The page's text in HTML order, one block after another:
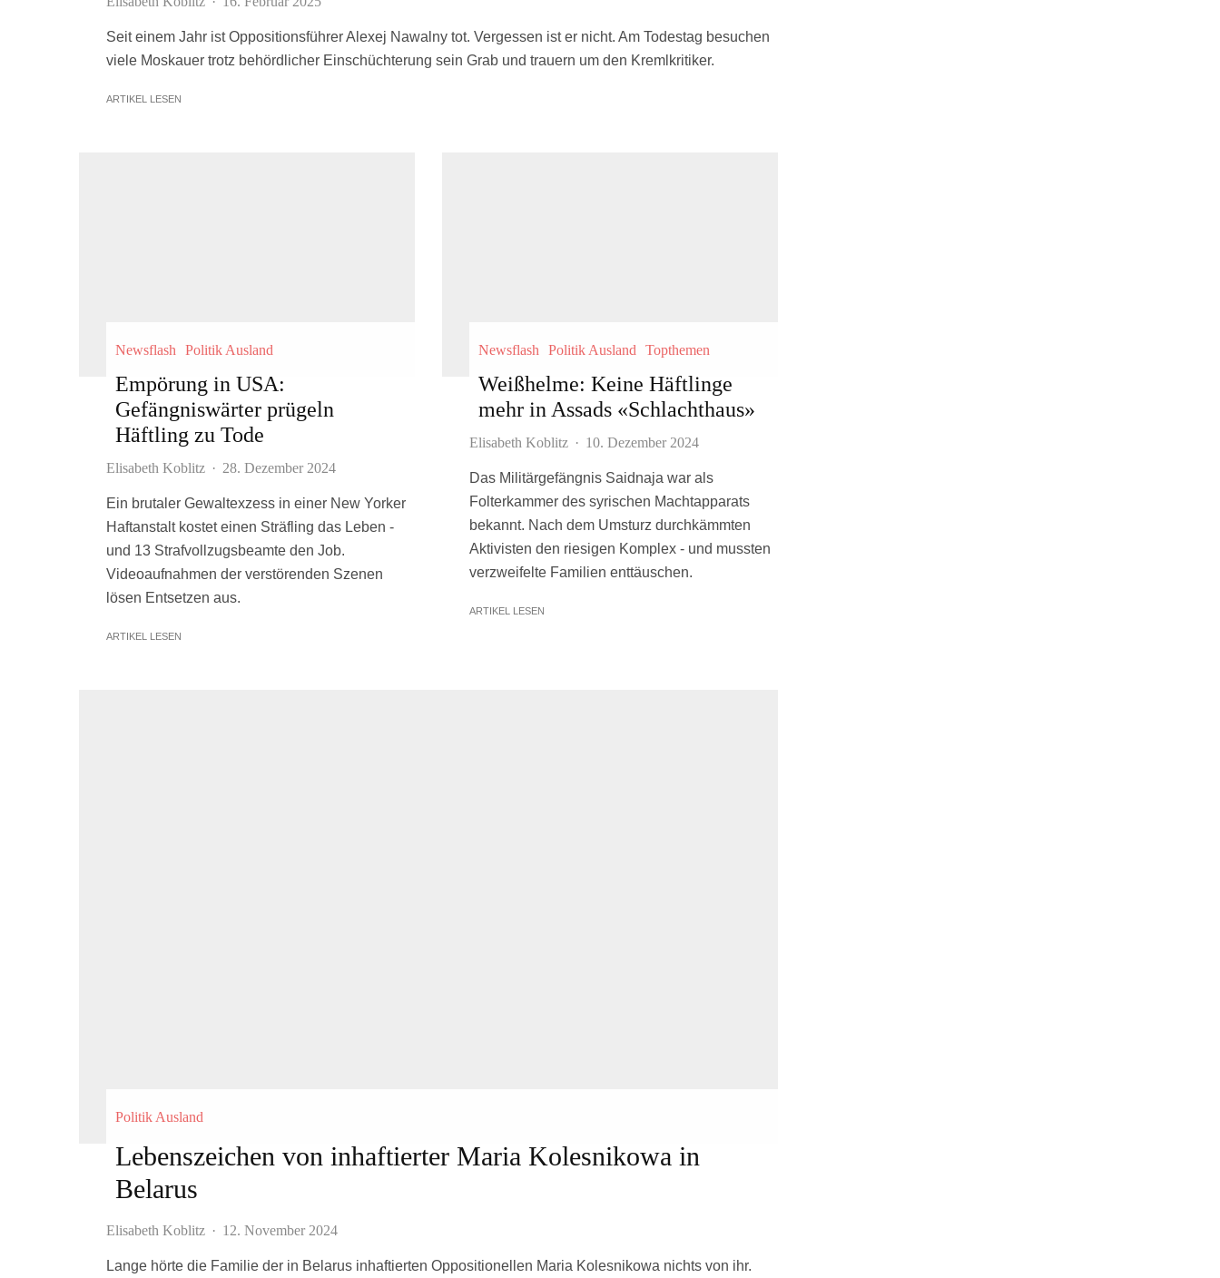
Seit einem Jahr ist Oppositionsführer Alexej Nawalny tot. Vergessen ist er nicht. Am Todestag besuchen
viele Moskauer trotz behördlicher Einschüchterung sein Grab und trauern um den Kremlkritiker.
ARTIKEL LESEN
Newsflash Politik Ausland
Empörung in USA:
Gefängniswärter prügeln
Häftling zu Tode
Elisabeth Koblitz · 28. Dezember 2024
Ein brutaler Gewaltexzess in einer New Yorker
Haftanstalt kostet einen Sträfling das Leben -
und 13 Strafvollzugsbeamte den Job.
Videoaufnahmen der verstörenden Szenen
lösen Entsetzen aus.
ARTIKEL LESEN
Newsflash Politik Ausland Topthemen
Weißhelme: Keine Häftlinge
mehr in Assads «Schlachthaus»
Elisabeth Koblitz · 10. Dezember 2024
Das Militärgefängnis Saidnaja war als
Folterkammer des syrischen Machtapparats
bekannt. Nach dem Umsturz durchkämmten
Aktivisten den riesigen Komplex - und mussten
verzweifelte Familien enttäuschen.
ARTIKEL LESEN
Politik Ausland
Lebenszeichen von inhaftierter Maria Kolesnikowa in
Belarus
Elisabeth Koblitz · 12. November 2024
Lange hörte die Familie der in Belarus inhaftierten Oppositionellen Maria Kolesnikowa nichts von ihr.